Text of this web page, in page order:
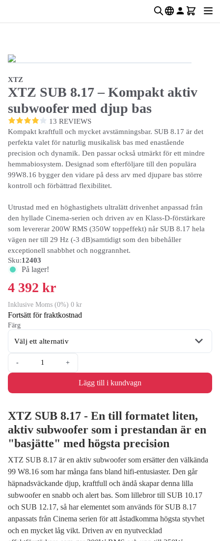
XTZ
XTZ SUB 8.17 – Kompakt aktiv
subwoofer med djup bas
13 REVIEWS
Kompakt kraftfull och mycket avstämningsbar. SUB 8.17 är det
perfekta valet för naturlig musikalisk bas med enastående
precision och dynamik. Den passar också utmärkt för ett mindre
hemmabiosystem. Designad som efterföljare till den populära
99W8.16 bygger den vidare på dess arv med djupare bas större
kontroll och förbättrad flexibilitet.
Utrustad med en höghastighets ultralätt drivenhet anpassad från
den hyllade Cinema-serien och driven av en Klass-D-förstärkare
som levererar 200W RMS (350W toppeffekt) når SUB 8.17 hela
vägen ner till 29 Hz (-3 dB)samtidigt som den bibehåller
exceptionell snabbhet och noggrannhet.
Sku:12403
På lager!
4 392 kr
Inklusive Moms (0%) 0 kr
Fortsätt för fraktkostnad
Färg
- +
Lägg till i kundvagn
XTZ SUB 8.17 - En till formatet liten,
aktiv subwoofer som i prestandan är en
"basjätte" med högsta precision
XTZ SUB 8.17 är en aktiv subwoofer som ersätter den välkända
99 W8.16 som har många fans bland hifi-entusiaster. Den går
häpnadsväckande djup, kraftfull och ändå skapar denna lilla
subwoofer en snabb och alert bas. Som lillebror till SUB 10.17
och SUB 12.17, så har elementet som används för SUB 8.17
anpassats från Cinema serien för att åstadkomma högsta styvhet
och en mycket låg vikt. Driven av en nyutvecklad